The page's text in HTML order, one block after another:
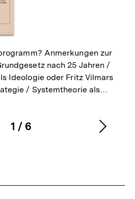
Anmerkungen zur
nach 25 Jahren /
Ideologie oder Fritz Vilmars
/ Systemtheorie als…
Karussellinhalt
1
von
/ 6